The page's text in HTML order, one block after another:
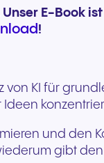
E-Book
!
von KI für
und den
gibt